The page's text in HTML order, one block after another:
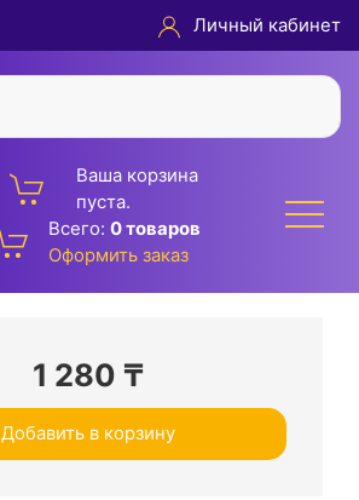
Личный кабинет
Ваша корзина
пуста.
Всего: 0 товаров
Оформить заказ
1 280 ₸
Добавить в корзину